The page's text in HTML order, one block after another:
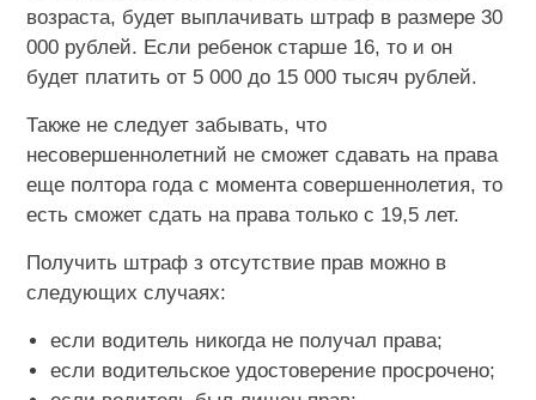
возраста, будет выплачивать штраф в размере 30
000 рублей. Если ребенок старше 16, то и он
будет платить от 5 000 до 15 000 тысяч рублей.
Также не следует забывать, что
несовершеннолетний не сможет сдавать на права
еще полтора года с момента совершеннолетия, то
есть сможет сдать на права только с 19,5 лет.
Получить штраф з отсутствие прав можно в
следующих случаях:
если водитель никогда не получал права;
если водительское удостоверение просрочено;